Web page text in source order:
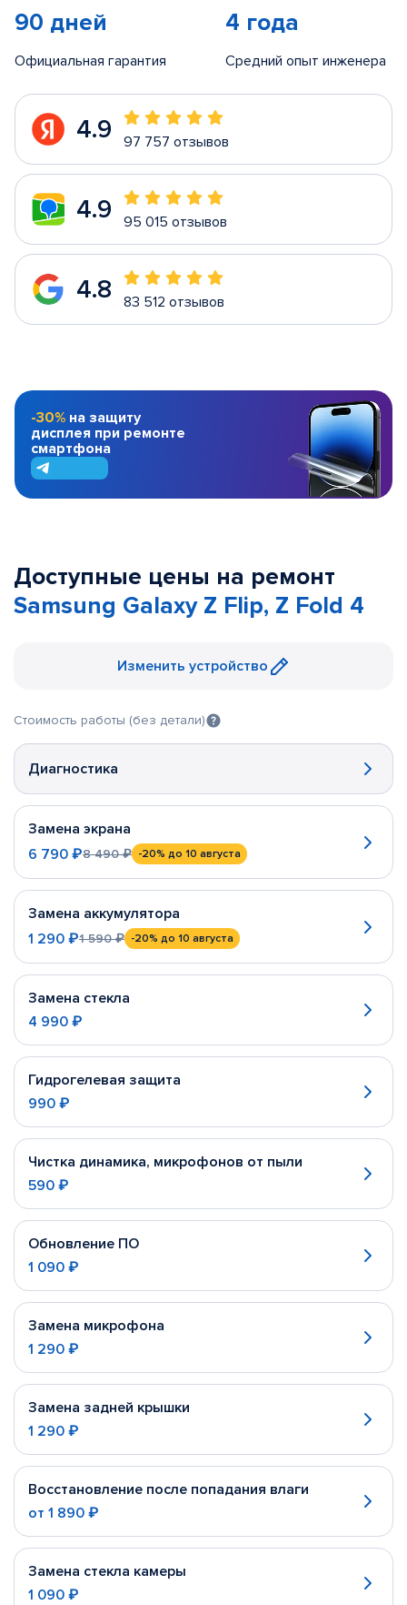
90 дней
Официальная гарантия
4 года
Средний опыт инженера
4.9 97 757 отзывов
4.9 95 015 отзывов
4.8 83 512 отзывов
-30% на защиту
дисплея при ремонте
смартфона
Доступные цены на ремонт
Samsung Galaxy Z Flip, Z Fold 4
Изменить устройство
Стоимость работы (без детали)
Диагностика
Замена экрана
6 790 ₽8 490 ₽ -20% до 10 августа
Замена аккумулятора
1 290 ₽1 590 ₽ -20% до 10 августа
Замена стекла
4 990 ₽
Гидрогелевая защита
990 ₽
Чистка динамика, микрофонов от пыли
590 ₽
Обновление ПО
1 090 ₽
Замена микрофона
1 290 ₽
Замена задней крышки
1 290 ₽
Восстановление после попадания влаги
от 1 890 ₽
Замена стекла камеры
1 090 ₽